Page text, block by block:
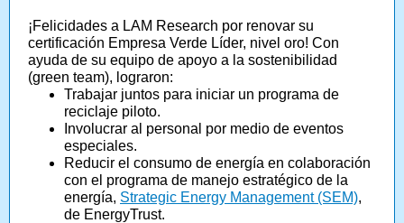
¡Felicidades a LAM Research por renovar su
certificación Empresa Verde Líder, nivel oro! Con
ayuda de su equipo de apoyo a la sostenibilidad
(green team), lograron:
Trabajar juntos para iniciar un programa de
reciclaje piloto.
Involucrar al personal por medio de eventos
especiales.
Reducir el consumo de energía en colaboración
con el programa de manejo estratégico de la
energía, Strategic Energy Management (SEM),
de EnergyTrust.